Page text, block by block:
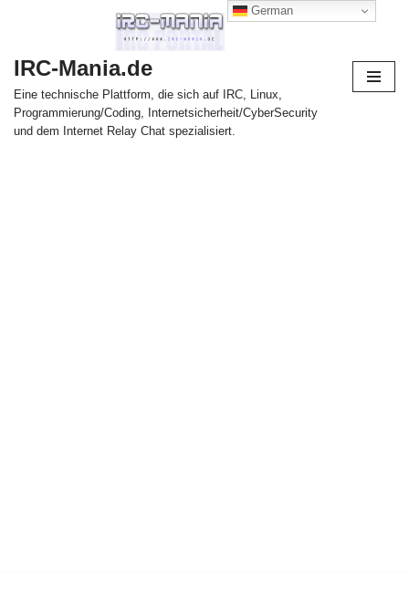
Inhalt
springen
IRC-Mania.de
Eine technische Plattform, die sich auf IRC, Linux,
Programmierung/Coding, Internetsicherheit/CyberSecurity
und dem Internet Relay Chat spezialisiert.
German